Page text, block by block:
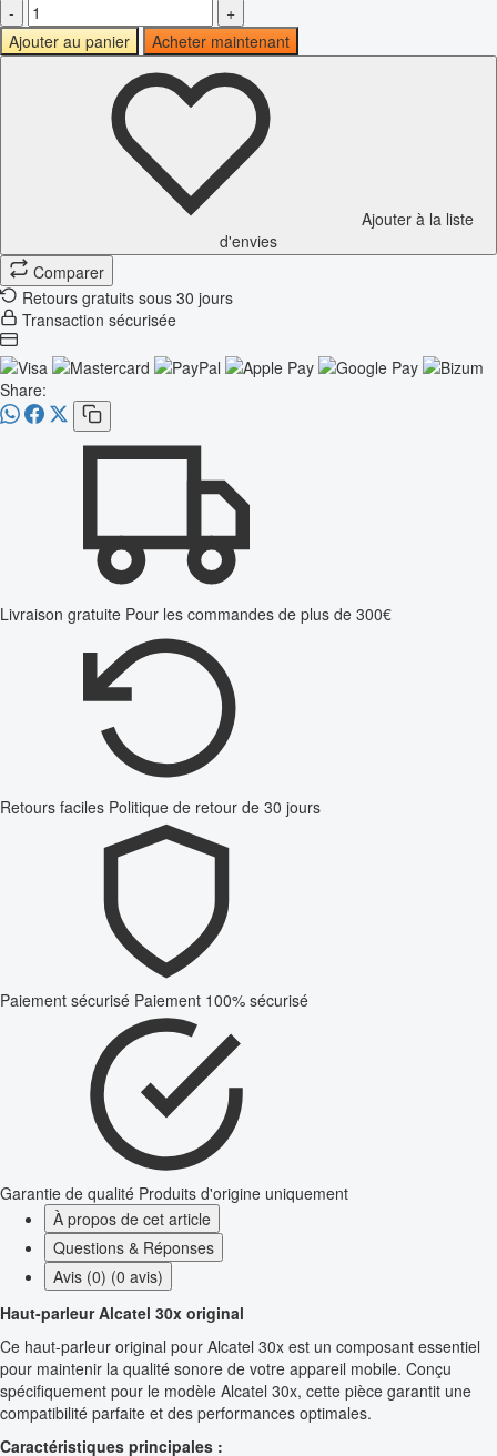
-
+
Ajouter au panier
Acheter maintenant
Ajouter à la liste
d'envies
Comparer
Retours gratuits sous 30 jours
Transaction sécurisée
Share:
Livraison gratuite Pour les commandes de plus de 300€
Retours faciles Politique de retour de 30 jours
Paiement sécurisé Paiement 100% sécurisé
Garantie de qualité Produits d'origine uniquement
À propos de cet article
Questions & Réponses
Avis (0) (0 avis)
Haut-parleur Alcatel 30x original
Ce haut-parleur original pour Alcatel 30x est un composant essentiel
pour maintenir la qualité sonore de votre appareil mobile. Conçu
spécifiquement pour le modèle Alcatel 30x, cette pièce garantit une
compatibilité parfaite et des performances optimales.
Caractéristiques principales :